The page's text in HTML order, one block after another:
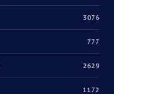
3076
777
2629
1172